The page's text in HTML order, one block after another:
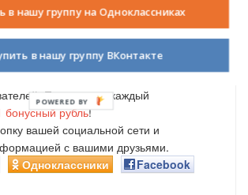
бонусные рубли за вашу
оставьте свой комментарий
мнение очень важно для нас и для
Получите за каждый
бонусный рубль!
вашей социальной сети и
с вашими друзьями.
Одноклассники
Facebook
в нашу группу на Одноклассниках
в нашу группу ВКонтакте
POWERED BY